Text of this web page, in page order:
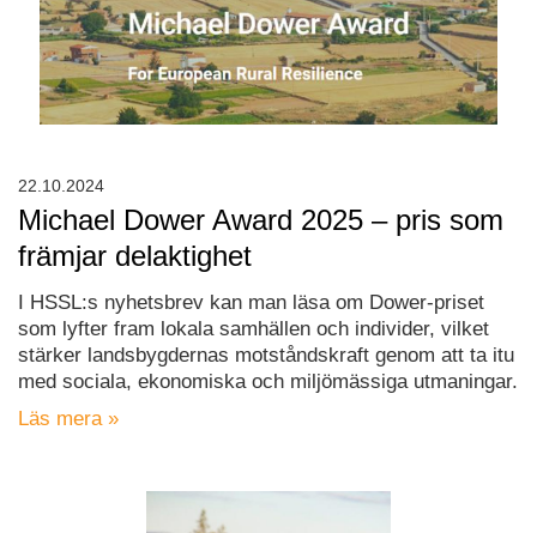
Michael Dower Award 2025 – pris som
främjar delaktighet
I HSSL:s nyhetsbrev kan man läsa om Dower-priset
som lyfter fram lokala samhällen och individer, vilket
stärker landsbygdernas motståndskraft genom att ta itu
med sociala, ekonomiska och miljömässiga utmaningar.
Läs mera »
22.10.2024